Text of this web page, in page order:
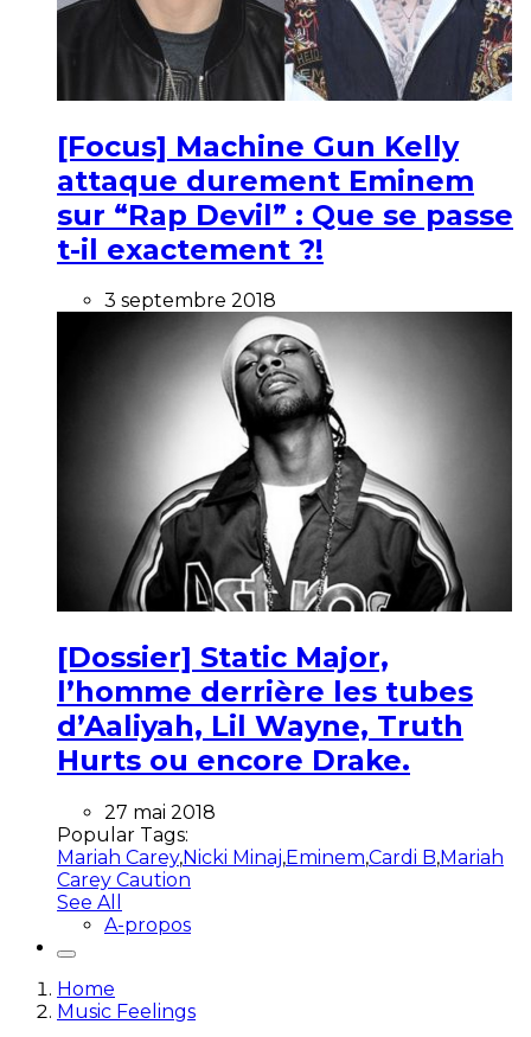
[Focus] Machine Gun Kelly
attaque durement Eminem
sur “Rap Devil” : Que se passe
t-il exactement ?!
3 septembre 2018
[Dossier] Static Major,
l’homme derrière les tubes
d’Aaliyah, Lil Wayne, Truth
Hurts ou encore Drake.
27 mai 2018
Popular Tags:
Mariah Carey,Nicki Minaj,Eminem,Cardi B,Mariah
Carey Caution
See All
A-propos
Home
Music Feelings